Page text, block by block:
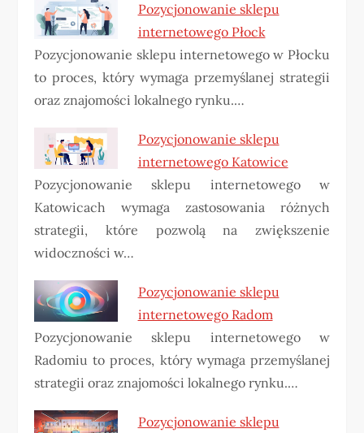
Pozycjonowanie sklepu
internetowego Płock
Pozycjonowanie sklepu internetowego w Płocku
to proces, który wymaga przemyślanej strategii
oraz znajomości lokalnego rynku.…
Pozycjonowanie sklepu
internetowego Katowice
Pozycjonowanie sklepu internetowego w
Katowicach wymaga zastosowania różnych
strategii, które pozwolą na zwiększenie
widoczności w…
Pozycjonowanie sklepu
internetowego Radom
Pozycjonowanie sklepu internetowego w
Radomiu to proces, który wymaga przemyślanej
strategii oraz znajomości lokalnego rynku.…
Pozycjonowanie sklepu